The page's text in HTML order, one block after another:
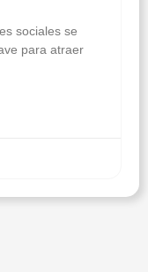
sociales se
para atraer